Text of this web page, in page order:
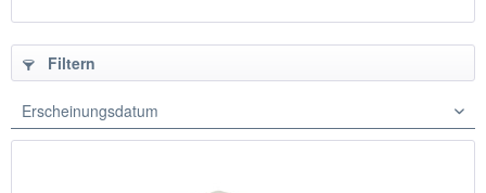
Filtern